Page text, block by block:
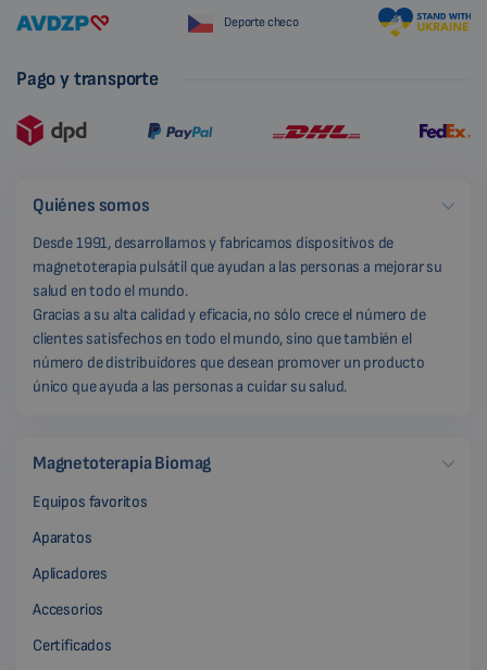
Deporte checo
Pago y transporte
Quiénes somos
Desde 1991, desarrollamos y fabricamos dispositivos de
magnetoterapia pulsátil que ayudan a las personas a mejorar su
salud en todo el mundo.
Gracias a su alta calidad y eficacia, no sólo crece el número de
clientes satisfechos en todo el mundo, sino que también el
número de distribuidores que desean promover un producto
único que ayuda a las personas a cuidar su salud.
Magnetoterapia Biomag
Equipos favoritos
Aparatos
Aplicadores
Accesorios
Certificados